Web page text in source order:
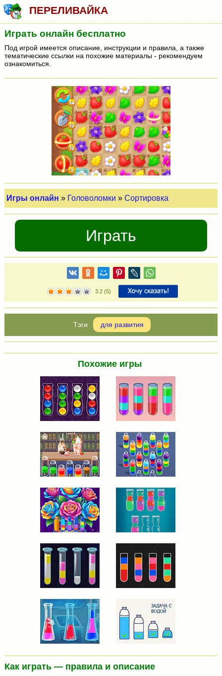
ПЕРЕЛИВАЙКА
Играть онлайн бесплатно
Под игрой имеется описание, инструкции и правила, а также
тематические ссылки на похожие материалы - рекомендуем
ознакомиться.
Игры онлайн » Головоломки »Сортировка
Играть
3.2(5)
для развития
Похожие игры
Как играть — правила и описание